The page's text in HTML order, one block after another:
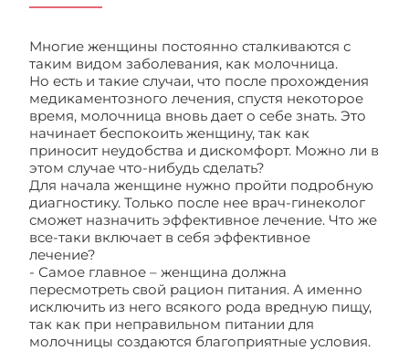
Многие женщины постоянно сталкиваются с
таким видом заболевания, как молочница.
Но есть и такие случаи, что после прохождения
медикаментозного лечения, спустя некоторое
время, молочница вновь дает о себе знать. Это
начинает беспокоить женщину, так как
приносит неудобства и дискомфорт. Можно ли в
этом случае что-нибудь сделать?
Для начала женщине нужно пройти подробную
диагностику. Только после нее врач-гинеколог
сможет назначить эффективное лечение. Что же
все-таки включает в себя эффективное
лечение?
- Самое главное – женщина должна
пересмотреть свой рацион питания. А именно
исключить из него всякого рода вредную пищу,
так как при неправильном питании для
молочницы создаются благоприятные условия.